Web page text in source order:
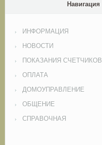
Навигация
ИНФОРМАЦИЯ
НОВОСТИ
ПОКАЗАНИЯ СЧЕТЧИКОВ
ОПЛАТА
ДОМОУПРАВЛЕНИЕ
ОБЩЕНИЕ
СПРАВОЧНАЯ